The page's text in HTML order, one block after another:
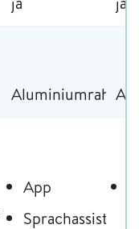
App
Sprachassistent-